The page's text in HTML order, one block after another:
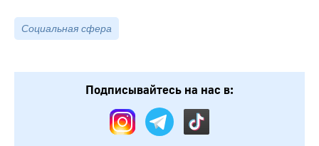
Социальная сфера
Подписывайтесь на нас в: